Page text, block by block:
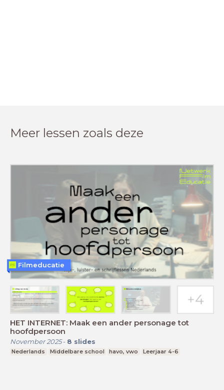
Meer lessen zoals deze
HET INTERNET: Maak een ander personage tot
hoofdpersoon
November 2025- 8 slides
Nederlands Middelbare school havo, vwo Leerjaar 4-6
Filmeducatie